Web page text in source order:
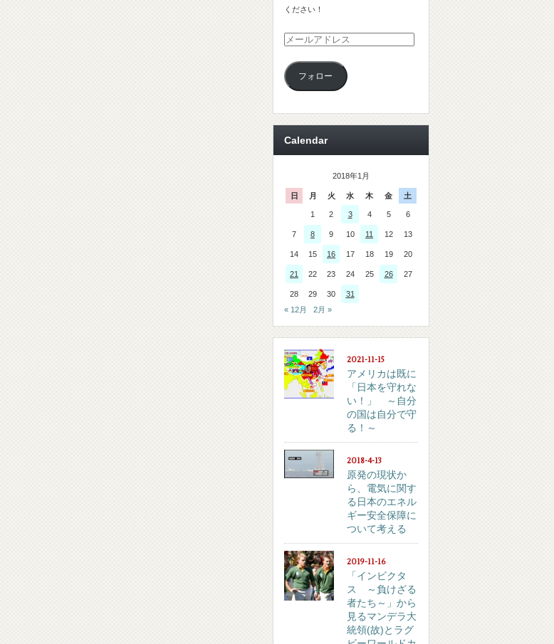
ください！
メ
ル
ド
フォロー
Calendar
2018年1月
日 月 火 水 木 金 土
1 2 3 4 5 6
7 8 9 10 11 12 13
14 15 16 17 18 19 20
21 22 23 24 25 26 27
28 29 30
31
« 12月
2月 »
2021-11-15
アメリカは既に
「日本を守れな
い！」 ～自分
の国は自分で守
る！～
2018-4-13
原発の現状か
ら、電気に関す
る日本のエネル
ギー安全保障に
ついて考える
2019-11-16
「インビクタ
ス ～負けざる
者たち～」から
見るマンデラ大
統領(故)とラグ